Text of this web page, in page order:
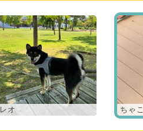
レオ ちゃこ